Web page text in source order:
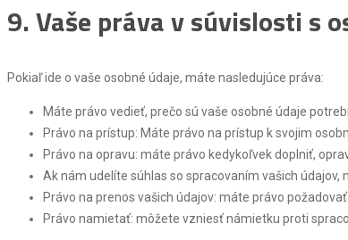
9. Vaše práva v súvislosti s
Pokiaľ ide o vaše osobné údaje, máte nasledujúce práva:
Máte právo vedieť, prečo sú vaše osobné údaje
Právo na prístup: Máte právo na prístup k svojim
Právo na opravu: máte právo kedykoľvek doplniť,
Ak nám udelíte súhlas so spracovaním vašich
Právo na prenos vašich údajov: máte právo
Právo namietať: môžete vzniesť námietku proti